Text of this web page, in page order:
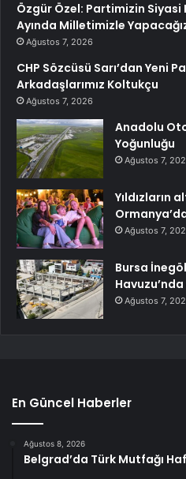
Özgür Özel: Partimizin
Ayında Milletimizle
Ağustos 7, 2026
CHP Sözcüsü Sarı’dan Yeni
Arkadaşlarımız Koltukçu
Ağustos 7, 2026
Anadolu
Yoğunluğu
Ağustos 7,
Yıldızların
Ağustos 7,
Bursa
Ağustos 7,
En Güncel Haberler
Ağustos 8, 2026
Belgrad’da Türk Mutfağı